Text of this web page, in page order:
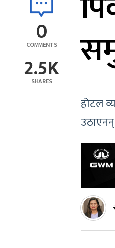
0
COMMENTS
2.5K
SHARES
होटल
उठाएनन्